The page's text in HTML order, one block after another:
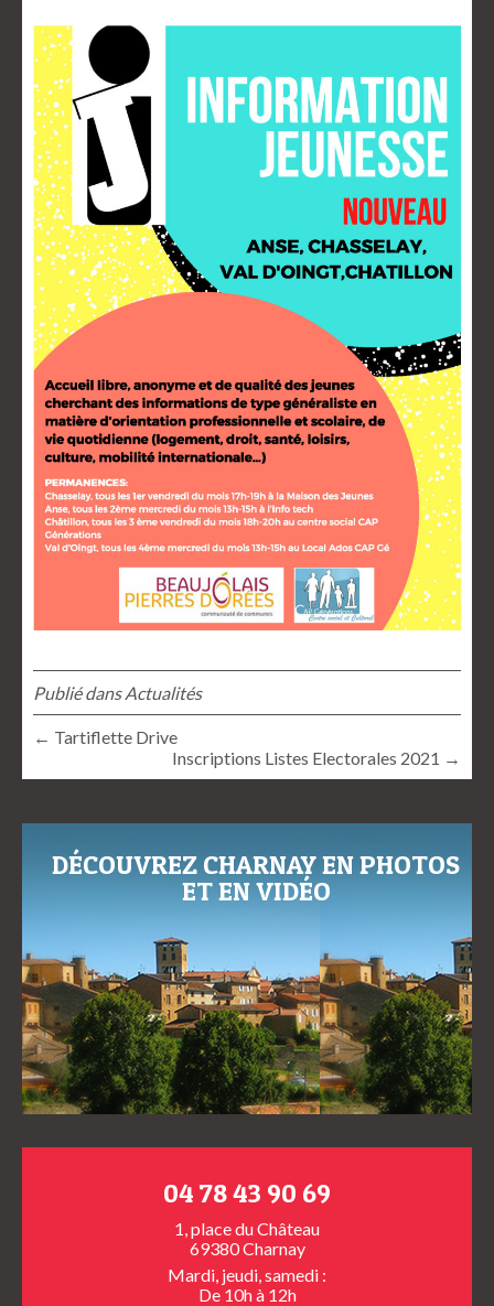
Publié dansActualités
← Tartiflette Drive
Inscriptions Listes Electorales 2021 →
DÉCOUVREZ CHARNAY EN PHOTOS
ET EN VIDÉO
04 78 43 90 69
1, place du Château
69380 Charnay
Mardi, jeudi, samedi :
De 10h à 12h